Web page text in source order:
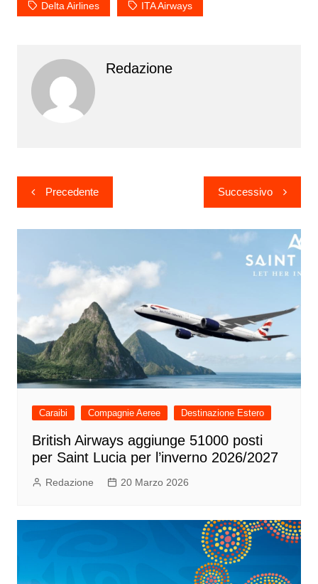
Delta Airlines ITA Airways
Redazione
Navigazione
articoli
Precedente Successivo
Caraibi Compagnie Aeree Destinazione Estero
British Airways aggiunge 51000 posti
per Saint Lucia per l’inverno 2026/2027
Redazione 20 Marzo 2026